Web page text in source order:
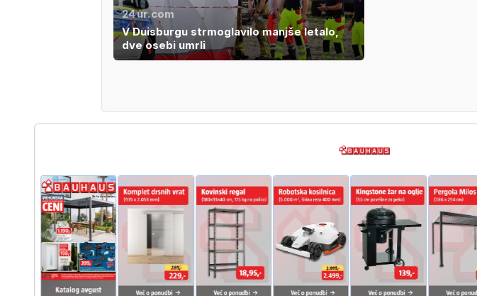
24ur.com
V Duisburgu strmoglavilo manjše letalo,
dve osebi umrli